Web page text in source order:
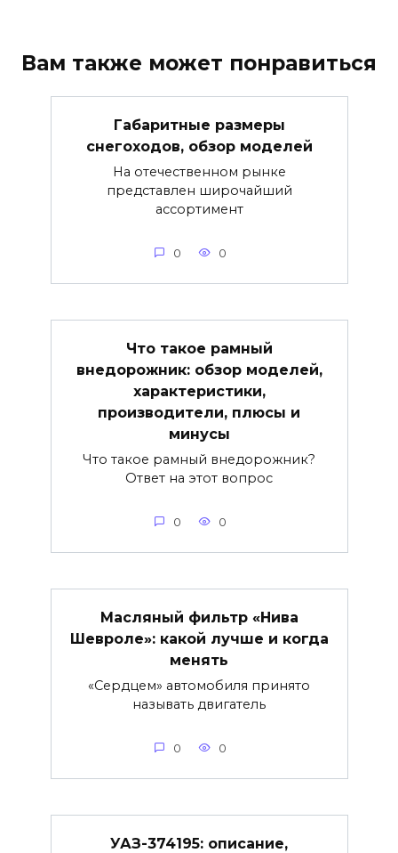
Вам также может понравиться
Габаритные размеры
снегоходов, обзор моделей
На отечественном рынке
представлен широчайший
ассортимент
0 0
Что такое рамный
внедорожник: обзор моделей,
характеристики,
производители, плюсы и
минусы
Что такое рамный внедорожник?
Ответ на этот вопрос
0 0
Масляный фильтр «Нива
Шевроле»: какой лучше и когда
менять
«Сердцем» автомобиля принято
называть двигатель
0 0
УАЗ-374195: описание,